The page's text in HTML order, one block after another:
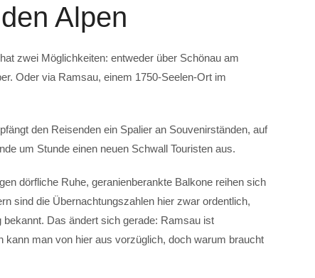
Alpen
zwei Möglichkeiten: entweder über Schönau am
Oder via Ramsau, einem 1750-Seelen-Ort im
den Reisenden ein Spalier an Souvenirständen, auf
um Stunde einen neuen Schwall Touristen aus.
dörfliche Ruhe, geranienberankte Balkone reihen sich
sind die Übernachtungszahlen hier zwar ordentlich,
Das ändert sich gerade: Ramsau ist
man von hier aus vorzüglich, doch warum braucht